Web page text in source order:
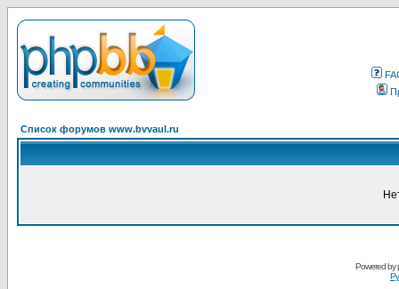
Список форумов www.bvvaul.ru
Powered by